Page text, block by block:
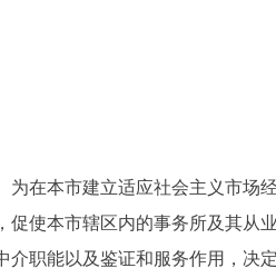
在本市建立适应社会主义市场经
促使本市辖区内的事务所及其从
介职能以及鉴证和服务作用，决